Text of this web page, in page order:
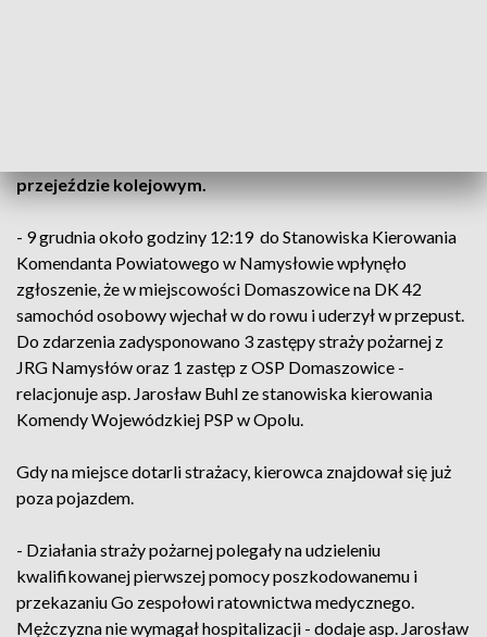
przejeździe kolejowym.
- 9 grudnia około godziny 12:19 do Stanowiska Kierowania
Komendanta Powiatowego w Namysłowie wpłynęło
zgłoszenie, że w miejscowości Domaszowice na DK 42
samochód osobowy wjechał w do rowu i uderzył w przepust.
Do zdarzenia zadysponowano 3 zastępy straży pożarnej z
JRG Namysłów oraz 1 zastęp z OSP Domaszowice -
relacjonuje asp. Jarosław Buhl ze stanowiska kierowania
Komendy Wojewódzkiej PSP w Opolu.
Gdy na miejsce dotarli strażacy, kierowca znajdował się już
poza pojazdem.
- Działania straży pożarnej polegały na udzieleniu
kwalifikowanej pierwszej pomocy poszkodowanemu i
przekazaniu Go zespołowi ratownictwa medycznego.
Mężczyzna nie wymagał hospitalizacji - dodaje asp. Jarosław